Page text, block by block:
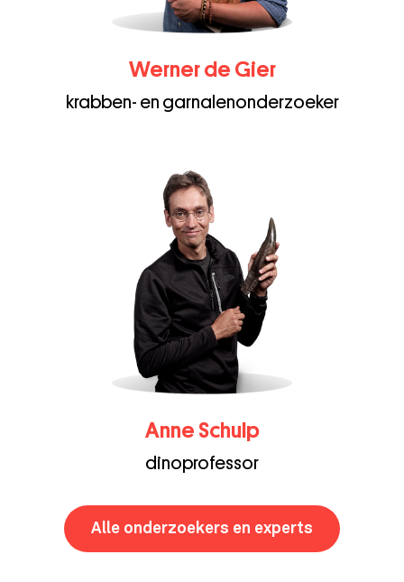
Werner de Gier
krabben- en garnalenonderzoeker
Anne Schulp
dinoprofessor
Alle onderzoekers en experts